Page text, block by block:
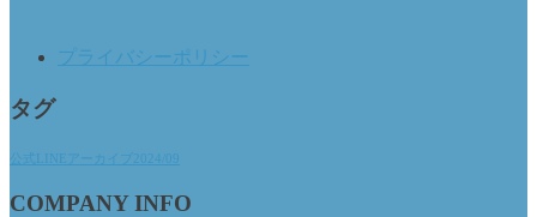
プライバシーポリシー
タグ
公式LINEアーカイブ2024/09
COMPANY INFO